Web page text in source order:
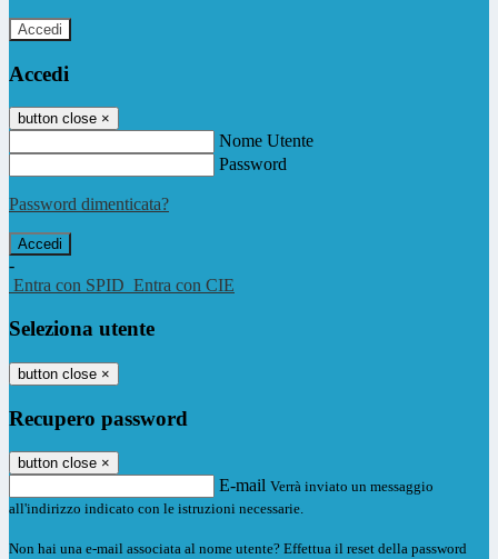
Accedi
Accedi
button close ×
Nome Utente
Password
Password dimenticata?
-
Entra con SPID Entra con CIE
Seleziona utente
button close ×
Recupero password
button close ×
E-mail Verrà inviato un messaggio
all'indirizzo indicato con le istruzioni necessarie.
Non hai una e-mail associata al nome utente? Effettua il reset della password